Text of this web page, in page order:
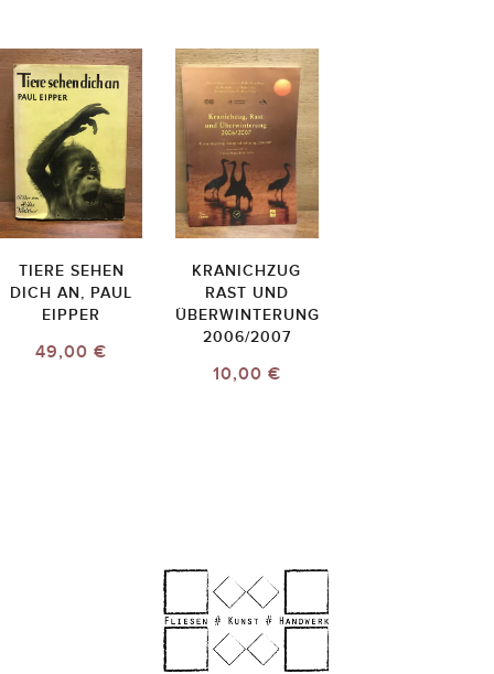
TIERE SEHEN
DICH AN, PAUL
EIPPER
49,00 €
KRANICHZUG
RAST UND
ÜBERWINTERUNG
2006/2007
10,00 €